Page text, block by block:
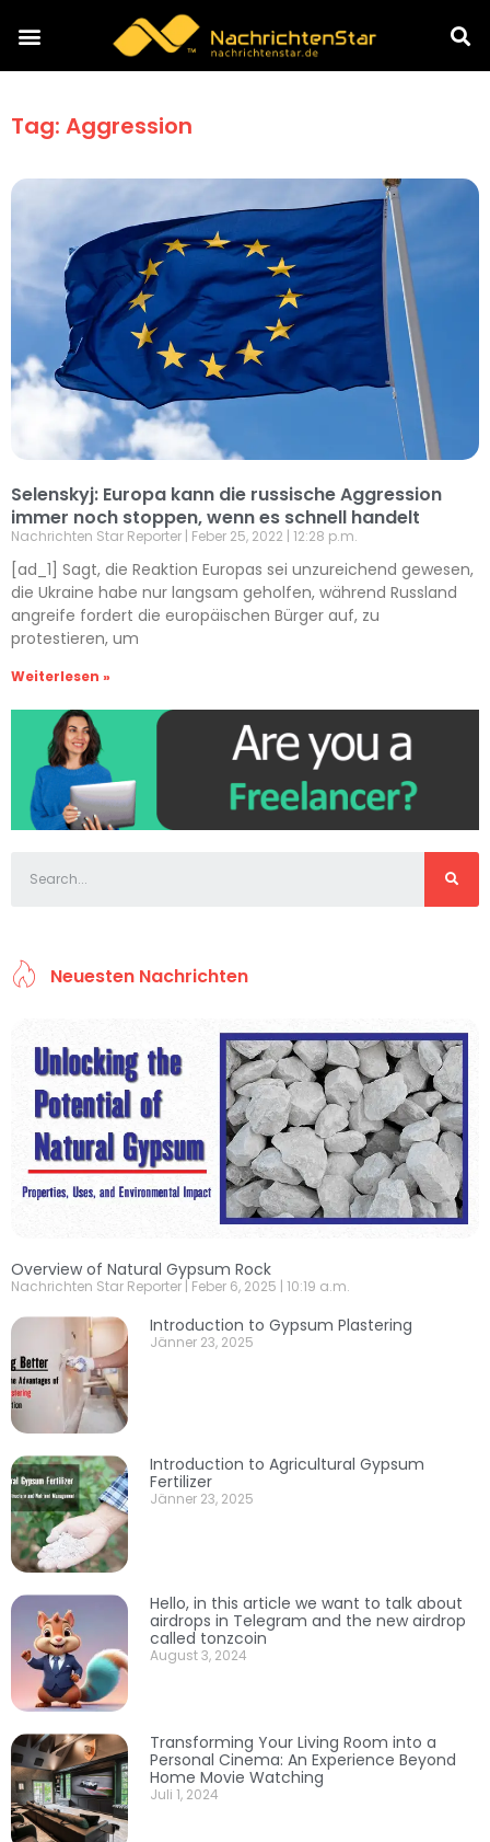
Tag: Aggression
Selenskyj: Europa kann die russische Aggression
immer noch stoppen, wenn es schnell handelt
Nachrichten Star Reporter Feber 25, 2022 12:28 p.m.
[ad_1] Sagt, die Reaktion Europas sei unzureichend gewesen,
die Ukraine habe nur langsam geholfen, während Russland
angreife fordert die europäischen Bürger auf, zu
protestieren, um
Weiterlesen »
Neuesten Nachrichten
Overview of Natural Gypsum Rock
Nachrichten Star Reporter Feber 6, 2025 10:19 a.m.
Introduction to Gypsum Plastering
Jänner 23, 2025
Introduction to Agricultural Gypsum
Fertilizer
Jänner 23, 2025
Hello, in this article we want to talk about
airdrops in Telegram and the new airdrop
called tonzcoin
August 3, 2024
Transforming Your Living Room into a
Personal Cinema: An Experience Beyond
Home Movie Watching
Juli 1, 2024